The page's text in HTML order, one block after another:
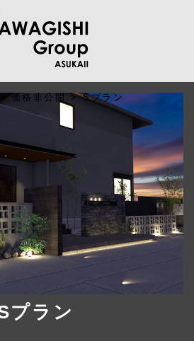
価格非公開 >Sプラン
プラン